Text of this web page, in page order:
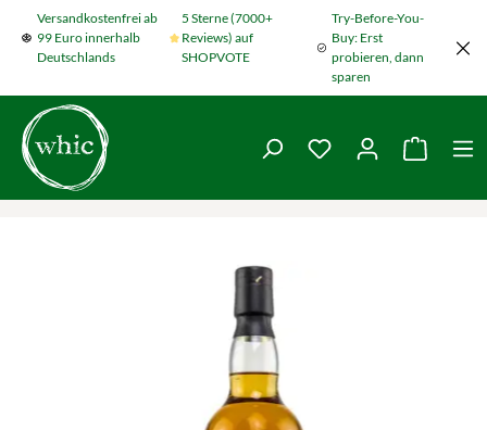
Zum Hauptinhalt springen
Versandkostenfrei ab
99 Euro innerhalb
Deutschlands
5 Sterne (7000+
Reviews) auf
SHOPVOTE
Try-Before-You-
Buy: Erst
probieren, dann
sparen
Du hast 0
Bildergalerie überspringen